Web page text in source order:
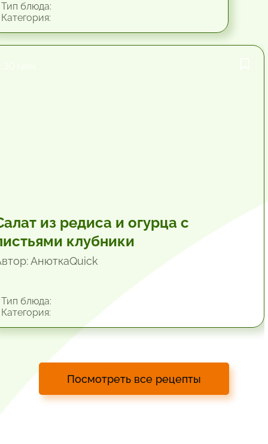
блюда:
из редиса и огурца с
клубники
АнюткаQuiсk
блюда:
Посмотреть все рецепты